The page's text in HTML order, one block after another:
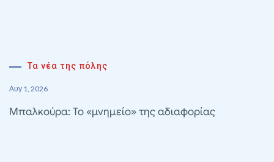
Τα νέα της πόλης
Αυγ 1, 2026
Μπαλκούρα: Το «μνημείο» της αδιαφορίας